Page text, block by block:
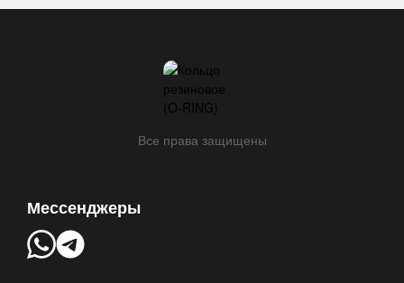
Все права защищены
Мессенджеры